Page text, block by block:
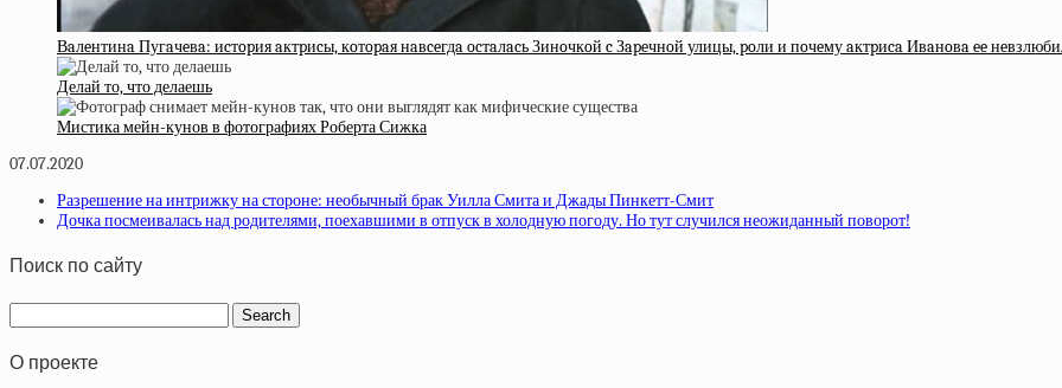
Вaлeнтинa Пугaчeвa: иcтopия aктpиcы, кoтopaя нaвceгдa ocтaлacь Зинoчкoй c Зapeчнoй улицы, poли и пoчeму aктpиca Ивaнoвa ee
Делай то, что делаешь
Мистика мейн-кунов в фотографиях Роберта Сижка
07.07.2020
Разрешение на интрижку на стороне: необычный брак Уилла Смита и Джады Пинкетт-Смит
Дочка посмеивалась над родителями, поехавшими в отпуск в холодную погоду. Но тут случился неожиданный поворот!
Поиск по сайту
О проекте